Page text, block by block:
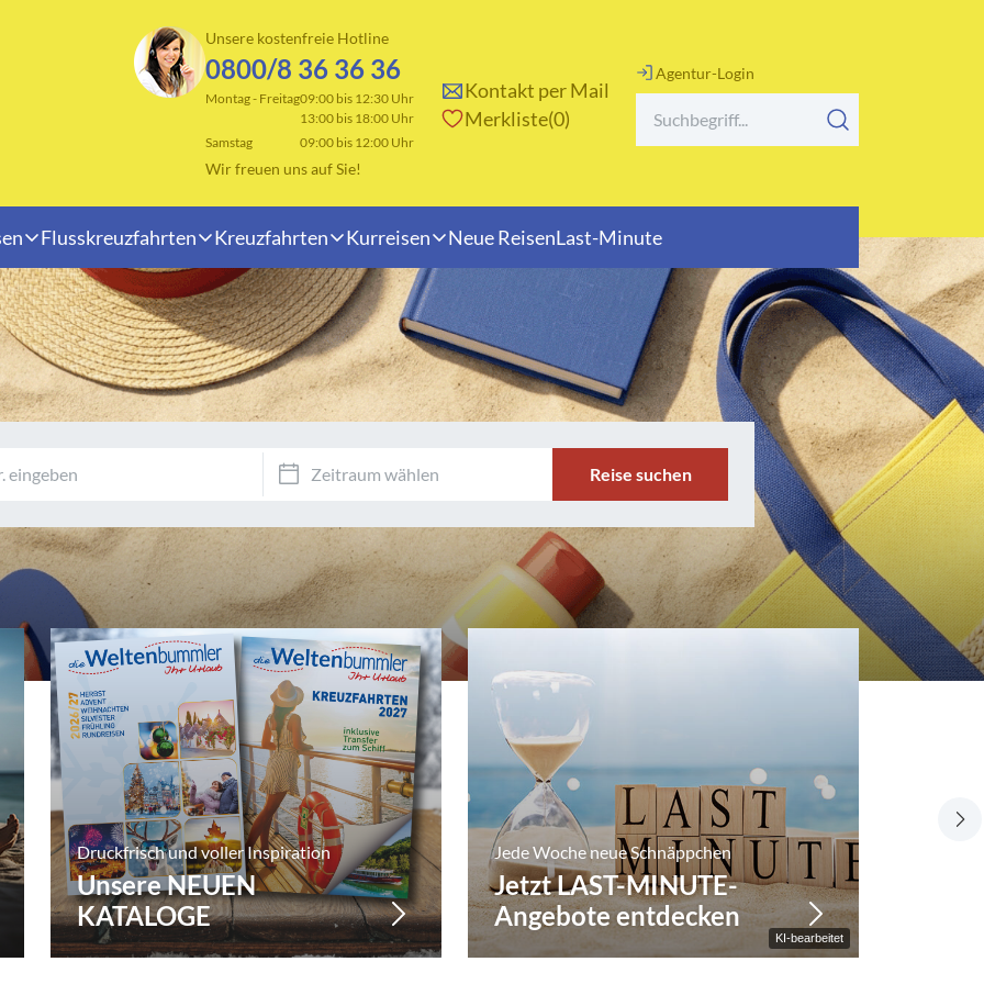
Unsere kostenfreie Hotline
0800/8 36 36 36
Montag - Freitag09:00 bis 12:30 Uhr
13:00 bis 18:00 Uhr
Samstag
09:00 bis 12:00 Uhr
Wir freuen uns auf Sie!
Kontakt per Mail
Merkliste 0
Agentur-Login
Flusskreuzfahrten Kreuzfahrten Kurreisen Neue ReisenLast-Minute
Reisearten
Adventsreisen
Badeurlaub
Fahrten ins Blaue
Rundreisen
Saisonabschluss
Städtereisen
Tagesfahrten
Themen- und Musikreisen
Urlaubs- und Erlebnisreisen
Winterreisen
Busreisen
Kurreisen
Flugreisen
anzeigen
Reise suchen
Druckfrisch und voller Inspiration
Unsere NEUEN
KATALOGE
KI-bearbeitet
Jede Woche neue Schnäppchen
Jetzt LAST-MINUTE-
Angebote entdecken